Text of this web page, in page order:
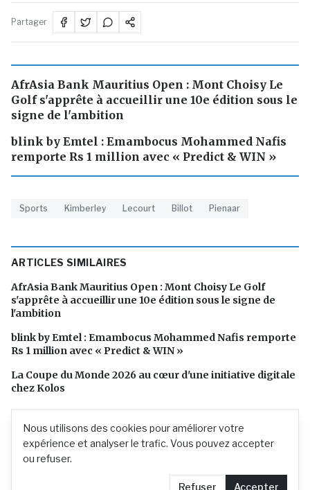
Nous utilisons des cookies pour améliorer votre
expérience et analyser le trafic. Vous pouvez accepter
ou refuser.
Refuser Accepter
Partager
AfrAsia Bank Mauritius Open : Mont Choisy Le
Golf s'apprête à accueillir une 10e édition sous le
signe de l'ambition
blink by Emtel : Emambocus Mohammed Nafis
remporte Rs 1 million avec « Predict & WIN »
Sports Kimberley Lecourt Billot Pienaar
ARTICLES SIMILAIRES
AfrAsia Bank Mauritius Open : Mont Choisy Le Golf
s'apprête à accueillir une 10e édition sous le signe de
l'ambition
blink by Emtel : Emambocus Mohammed Nafis remporte
Rs 1 million avec « Predict & WIN »
La Coupe du Monde 2026 au cœur d'une initiative digitale
chez Kolos